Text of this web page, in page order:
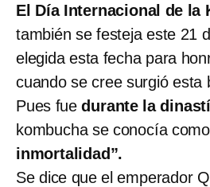
El Día Internacional de la
también se festeja este 21
elegida esta fecha para
cuando se cree surgió esta
Pues fuedurante la
kombucha se conocía como
inmortalidad”.
Se dice que el emperador